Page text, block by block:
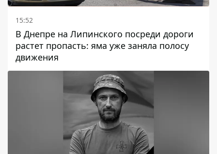
15:52
В Днепре на Липинского посреди дороги
растет пропасть: яма уже заняла полосу
движения